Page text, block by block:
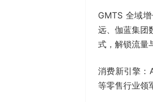
GMTS 全域
远、伽蓝集团
式，解锁流量
消费新引擎：
等零售行业领